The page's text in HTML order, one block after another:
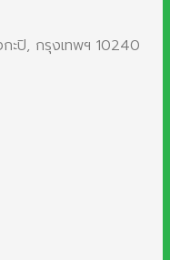
ะปิ, กรุงเทพฯ 10240